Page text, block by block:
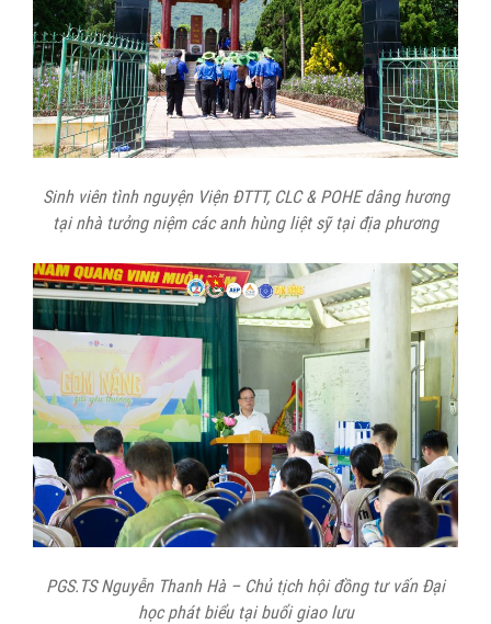
Sinh viên tình nguyện Viện ĐTTT, CLC & POHE dâng hương
tại nhà tưởng niệm các anh hùng liệt sỹ tại địa phương
PGS.TS Nguyễn Thanh Hà – Chủ tịch hội đồng tư vấn Đại
học phát biểu tại buổi giao lưu